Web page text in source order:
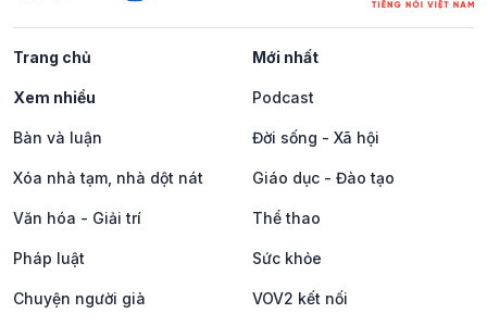
Trang chủ Mới nhất
Xem nhiều Podcast
Bàn và luận Đời sống - Xã hội
Xóa nhà tạm, nhà dột nát Giáo dục - Đào tạo
Văn hóa - Giải trí Thể thao
Pháp luật Sức khỏe
Chuyện người già VOV2 kết nối